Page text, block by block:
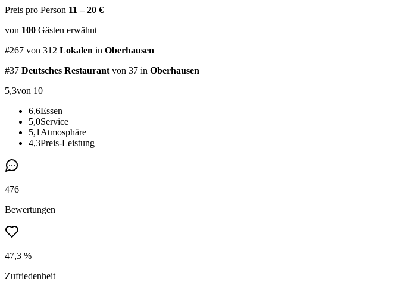
Preis pro Person 11 – 20 €
von 100 Gästen erwähnt
#267 von 312 Lokalen in Oberhausen
#37 Deutsches Restaurant von 37 in Oberhausen
5,3von 10
6,6Essen
5,0Service
5,1 Atmosphäre
4,3Preis-Leistung
476
Bewertungen
47,3 %
Zufriedenheit